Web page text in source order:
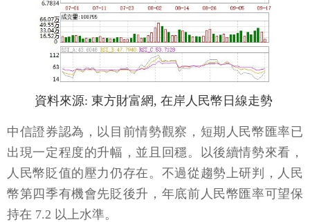
資料來源: 東方財富網, 在岸人民幣日線走勢
中信證券認為，以目前情勢觀察，短期人民幣匯率已
出現一定程度的升幅，並且回穩。以後續情勢來看，
人民幣貶值的壓力仍存在。不過從趨勢上研判，人民
幣第四季有機會先貶後升，年底前人民幣匯率可望保
持在 7.2 以上水準。